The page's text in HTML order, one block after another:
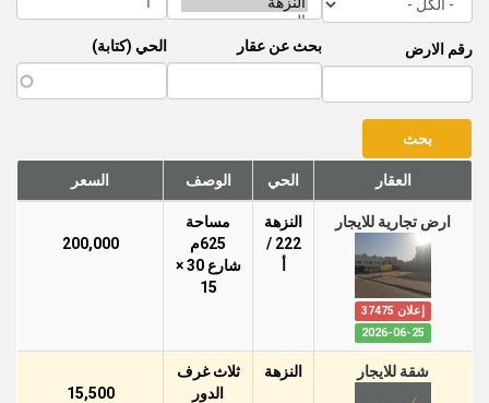
رقم الارض بحث عن عقار الحي (كتابة)
العقار الحي الوصف السعر
ارض تجارية للايجار
إعلان 37475
2026-06-25
النزهة
222 /
مساحة
625م
شارع 30 ×
15
200,000
شقة للايجار النزهة
ثلاث غرف
الدور
15,500